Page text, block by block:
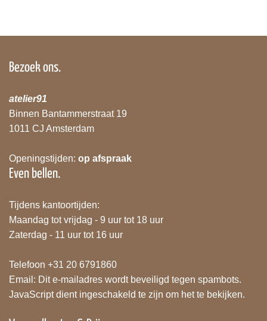
Bezoek ons.
atelier91
Binnen Bantammerstraat 19
1011 CJ Amsterdam
Openingstijden: op afspraak
Even bellen.
Tijdens kantoortijden:
Maandag tot vrijdag - 9 uur tot 18 uur
Zaterdag - 11 uur tot 16 uur
Telefoon +31 20 6791860
Email: Dit e-mailadres wordt beveiligd tegen spambots.
JavaScript dient ingeschakeld te zijn om het te bekijken.